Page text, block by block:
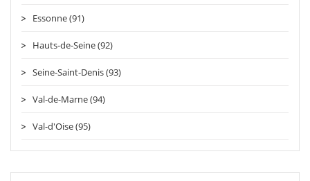
Essonne (91)
Hauts-de-Seine (92)
Seine-Saint-Denis (93)
Val-de-Marne (94)
Val-d'Oise (95)